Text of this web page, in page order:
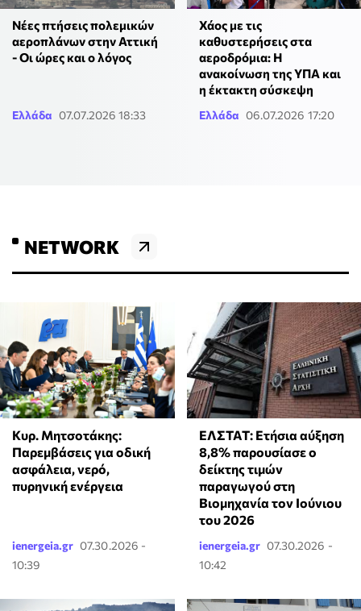
Νέες πτήσεις πολεμικών
αεροπλάνων στην Αττική
- Οι ώρες και ο λόγος
Ελλάδα 07.07.2026 18:33
Χάος με τις
καθυστερήσεις στα
αεροδρόμια: Η
ανακοίνωση της ΥΠΑ και
η έκτακτη σύσκεψη
Ελλάδα 06.07.2026 17:20
NETWORK
Κυρ. Μητσοτάκης:
Παρεμβάσεις για οδική
ασφάλεια, νερό,
πυρηνική ενέργεια
ienergeia.gr 07.30.2026 -
10:39
ΕΛΣΤΑΤ: Ετήσια αύξηση
8,8% παρουσίασε ο
δείκτης τιμών
παραγωγού στη
Βιομηχανία τον Ιούνιου
του 2026
ienergeia.gr 07.30.2026 -
10:42